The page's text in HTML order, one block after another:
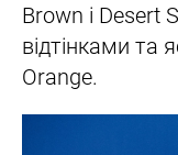
Brown і Desert
відтінками та
Orange.